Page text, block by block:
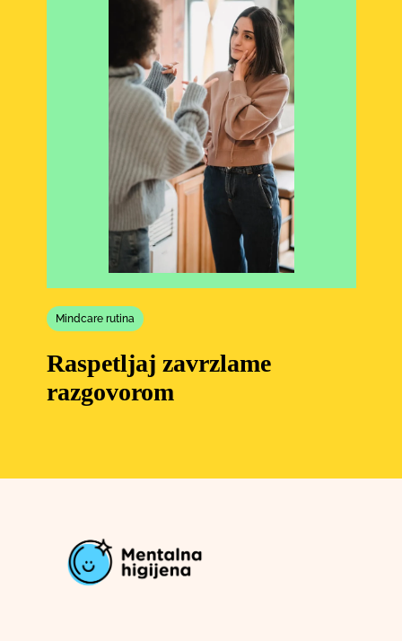
Mindcare rutina
Raspetljaj zavrzlame
razgovorom